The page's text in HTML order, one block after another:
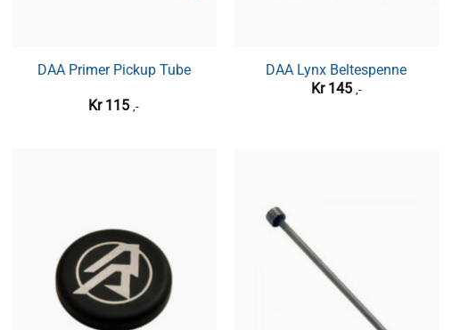
DAA Primer Pickup Tube
Kr 115 ,-
DAA Lynx Beltespenne
Kr 145 ,-